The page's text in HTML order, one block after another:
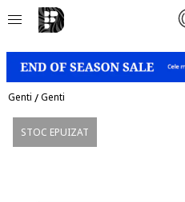
Genti /Genti
STOC EPUIZAT